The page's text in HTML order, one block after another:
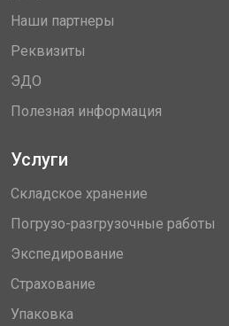
Наши партнеры
Реквизиты
ЭДО
Полезная информация
Услуги
Складское хранение
Погрузо-разгрузочные работы
Экспедирование
Страхование
Упаковка